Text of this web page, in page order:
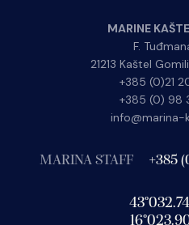
MARINE
F.
21213 Kaštel
+385 (0)21
+385 (0) 98
info@marina-
MARINA STAFF +385